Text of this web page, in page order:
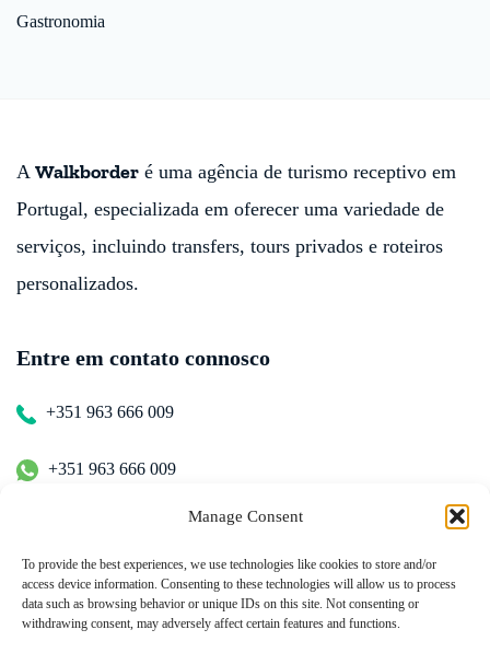
Manage Consent
To provide the best experiences, we use technologies like cookies to store and/or
access device information. Consenting to these technologies will allow us to process
data such as browsing behavior or unique IDs on this site. Not consenting or
withdrawing consent, may adversely affect certain features and functions.
Gastronomia
A Walkborder é uma agência de turismo receptivo em
Portugal, especializada em oferecer uma variedade de
serviços, incluindo transfers, tours privados e roteiros
personalizados.
Entre em contato connosco
+351 963 666 009
+351 963 666 009
Contacte-nos